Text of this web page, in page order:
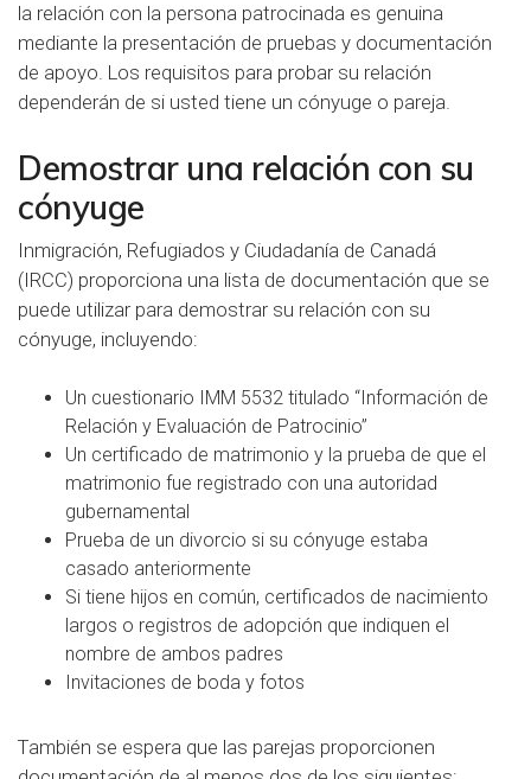
la relación con la persona patrocinada es genuina
mediante la presentación de pruebas y documentación
de apoyo. Los requisitos para probar su relación
dependerán de si usted tiene un cónyuge o pareja.
Demostrar una relación con su
cónyuge
Inmigración, Refugiados y Ciudadanía de Canadá
(IRCC) proporciona una lista de documentación que se
puede utilizar para demostrar su relación con su
cónyuge, incluyendo:
Un cuestionario IMM 5532 titulado “Información de
Relación y Evaluación de Patrocinio”
Un certificado de matrimonio y la prueba de que el
matrimonio fue registrado con una autoridad
gubernamental
Prueba de un divorcio si su cónyuge estaba
casado anteriormente
Si tiene hijos en común, certificados de nacimiento
largos o registros de adopción que indiquen el
nombre de ambos padres
Invitaciones de boda y fotos
También se espera que las parejas proporcionen